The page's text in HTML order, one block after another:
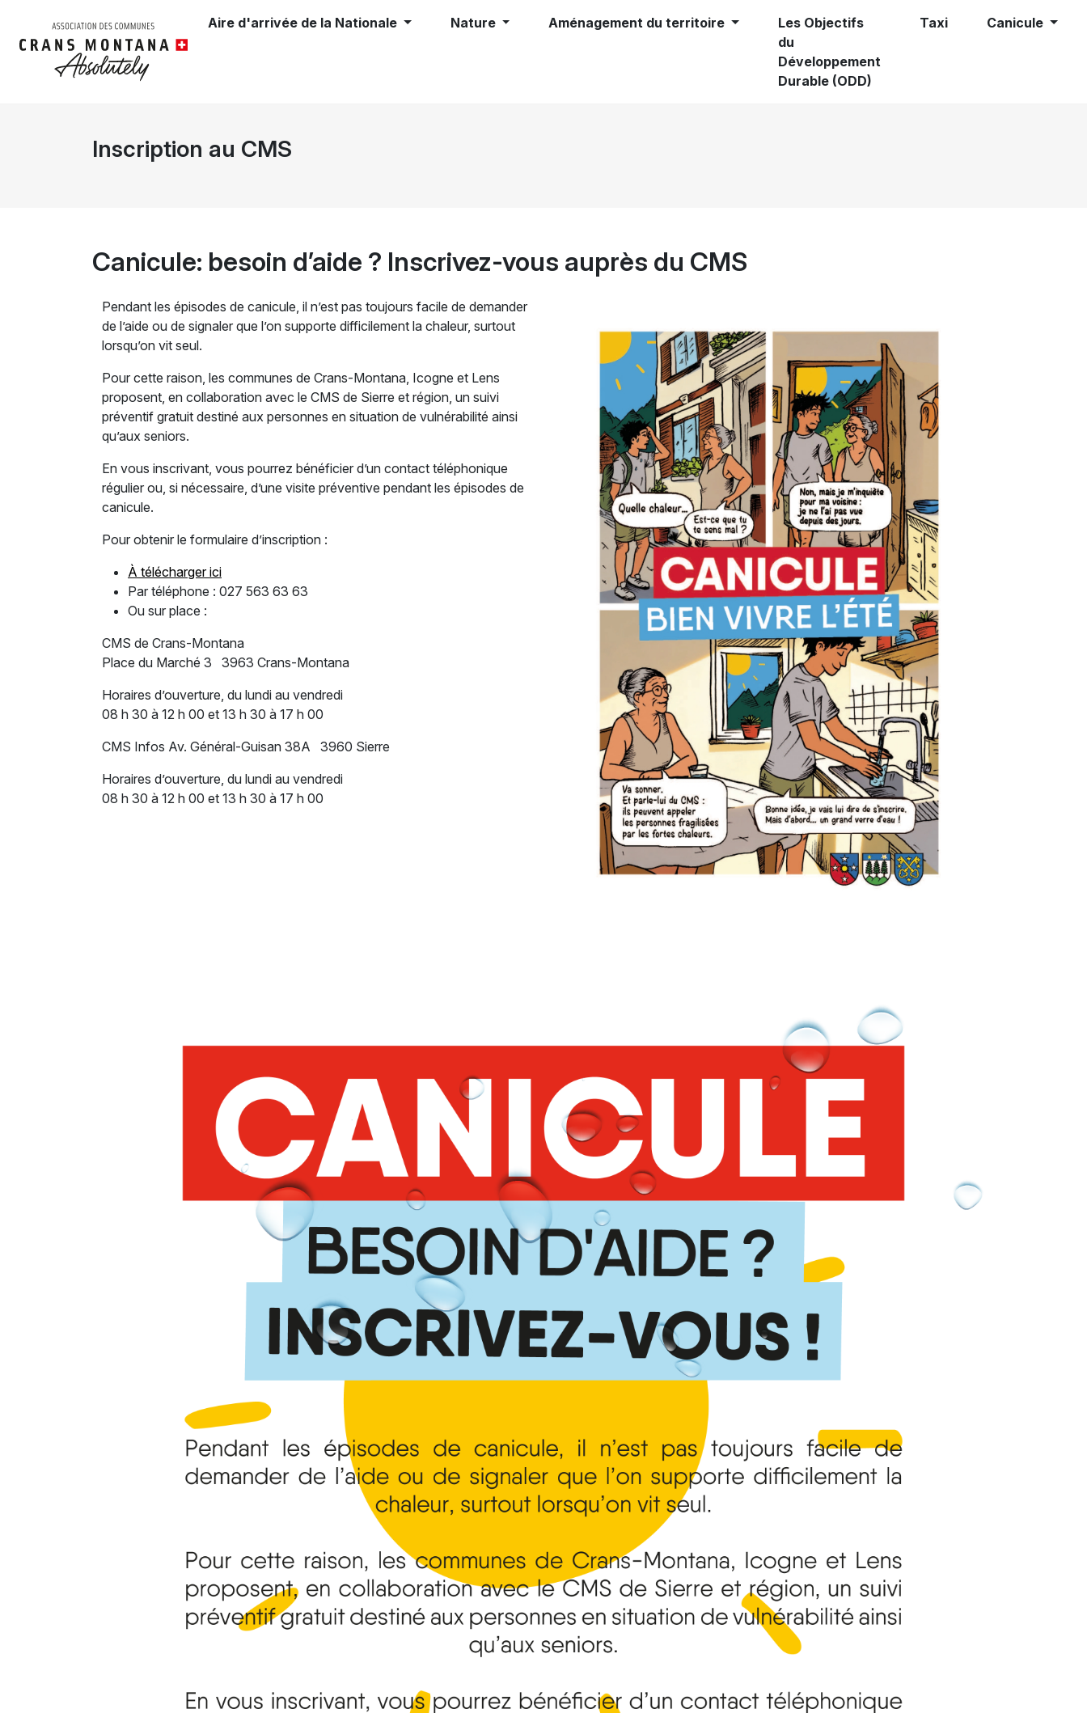
Aire d'arrivée de la Nationale Nature Aménagement du territoire
Les Objectifs
du
Développement
Durable (ODD)
Taxi Canicule
Inscription au CMS
Canicule: besoin d’aide ? Inscrivez-vous auprès du CMS
Pendant les épisodes de canicule, il n’est pas toujours facile de demander
de l’aide ou de signaler que l’on supporte difficilement la chaleur, surtout
lorsqu’on vit seul.
Pour cette raison, les communes de Crans-Montana, Icogne et Lens
proposent, en collaboration avec le CMS de Sierre et région, un suivi
préventif gratuit destiné aux personnes en situation de vulnérabilité ainsi
qu’aux seniors.
En vous inscrivant, vous pourrez bénéficier d’un contact téléphonique
régulier ou, si nécessaire, d’une visite préventive pendant les épisodes de
canicule.
Pour obtenir le formulaire d’inscription :
À télécharger ici
Par téléphone : 027 563 63 63
Ou sur place :
CMS de Crans-Montana
Place du Marché 3 3963 Crans-Montana
Horaires d’ouverture, du lundi au vendredi
08 h 30 à 12 h 00 et 13 h 30 à 17 h 00
CMS Infos Av. Général-Guisan 38A 3960 Sierre
Horaires d’ouverture, du lundi au vendredi
08 h 30 à 12 h 00 et 13 h 30 à 17 h 00